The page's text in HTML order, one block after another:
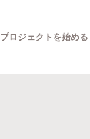
プロジェクトを始める